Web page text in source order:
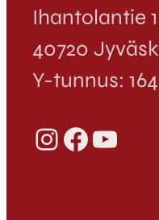
Ihantolantie 1
40720
Y-tunnus:
InstagramFacebook YouTube